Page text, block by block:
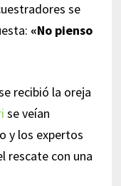
se
«No pienso
recibió la oreja
se veían
y los expertos
rescate con una